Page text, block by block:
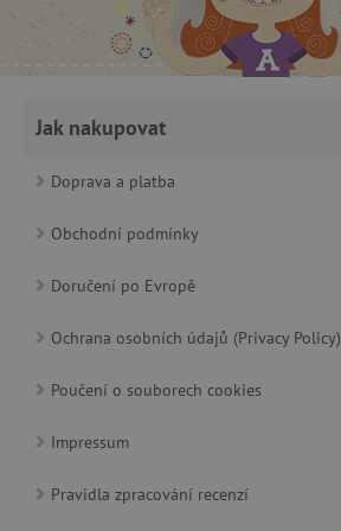
Jak nakupovat
Doprava a platba
Obchodní podmínky
Doručení po Evropě
Ochrana osobních údajů (Privacy Policy)
Poučení o souborech cookies
Impressum
Pravidla zpracování recenzí
cjConsent
CookieScriptConsent